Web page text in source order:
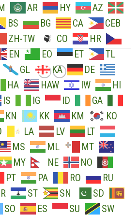
AR HY
AZ
BS BG CA
CEB
ZH-TW CO
HR
EN EO ET
TL
GL KA
DE
HA HAW IW
HI
IS IG ID
GA
KN KK KM
KO
LA LV
LT
MS ML
MT
MY NE
NO
PT PA RO
RU
ST SN
SD
SO ES SU
SW